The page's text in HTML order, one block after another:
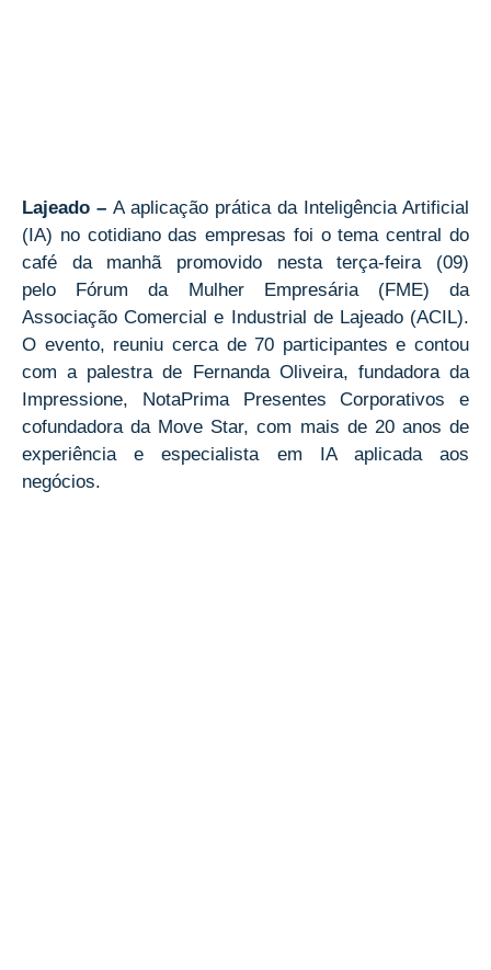
Lajeado – A aplicação prática da Inteligência Artificial
(IA) no cotidiano das empresas foi o tema central do
café da manhã promovido nesta terça-feira (09)
pelo Fórum da Mulher Empresária (FME) da
Associação Comercial e Industrial de Lajeado (ACIL).
O evento, reuniu cerca de 70 participantes e contou
com a palestra de Fernanda Oliveira, fundadora da
Impressione, NotaPrima Presentes Corporativos e
cofundadora da Move Star, com mais de 20 anos de
experiência e especialista em IA aplicada aos
negócios.